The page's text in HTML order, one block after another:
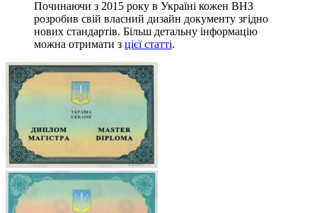
Починаючи з 2015 року в Україні кожен ВНЗ
розробив свій власний дизайн документу згідно
нових стандартів. Більш детальну інформацію
можна отримати з цієї статті.